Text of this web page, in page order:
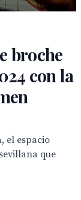
broche
con la
el espacio
que